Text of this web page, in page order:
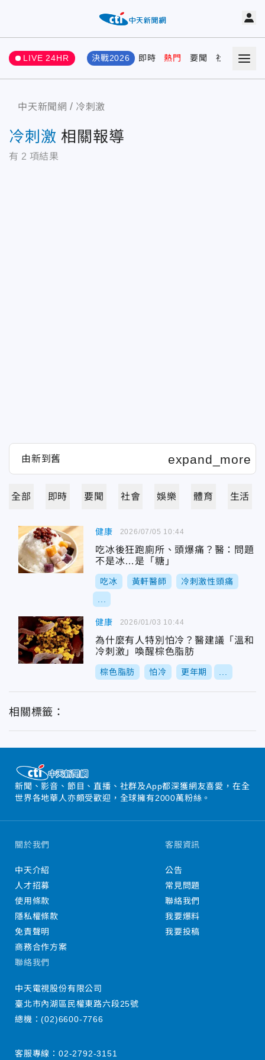
LIVE 24HR 決戰2026 即時 熱門 要聞 社會 娛樂
中天新聞網 冷刺激
冷刺激 相關報導
有 2 項結果
全部 即時 要聞 社會 娛樂 體育 生活
健康
吃冰後狂跑廁所、頭爆痛？醫：問題
不是冰…是「糖」
吃冰 黃軒醫師 冷刺激性頭痛
2026/07/05 10:44
健康
為什麼有人特別怕冷？醫建議「溫和
冷刺激」喚醒棕色脂肪
棕色脂肪 怕冷 更年期
2026/01/03 10:44
相關標籤：
新聞、影音、節目、直播、社群及App都深獲網友喜愛，在全
世界各地華人亦頗受歡迎，全球擁有2000萬粉絲。
關於我們
中天介紹
人才招募
使用條款
隱私權條款
免責聲明
商務合作方案
客服資訊
公告
常見問題
聯絡我們
我要爆料
我要投稿
聯絡我們
中天電視股份有限公司
臺北市內湖區民權東路六段25號
總機：(02)6600-7766
客服專線： 02-2792-3151